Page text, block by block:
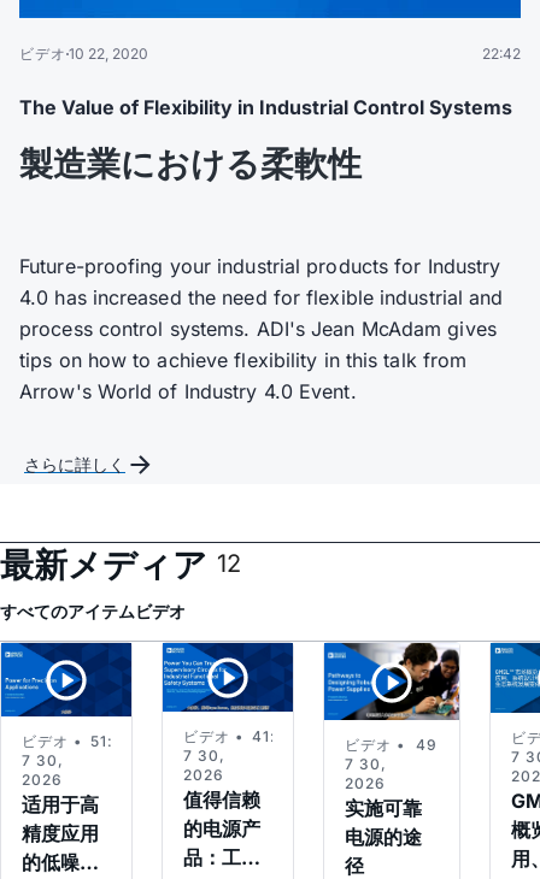
製造業における柔軟性
Future-proofing your industrial products for Industry
4.0 has increased the need for flexible industrial and
process control systems. ADI's Jean McAdam gives
tips on how to achieve flexibility in this talk from
Arrow's World of Industry 4.0 Event.
さらに詳しく
ビデオ 10 22, 2020 22:42
The Value of Flexibility in Industrial Control Systems
最新メディア 12
すべてのアイテムビデオ
适用于高
精度应用
的低噪声
ビデオ •
7 30,
2026
51:09
值得信赖
的电源产
品：工业
ビデオ •
7 30,
2026
41:04
实施可靠
电源的途
径
ビデオ •
7 30,
2026
49:50
概
用
ビ
7